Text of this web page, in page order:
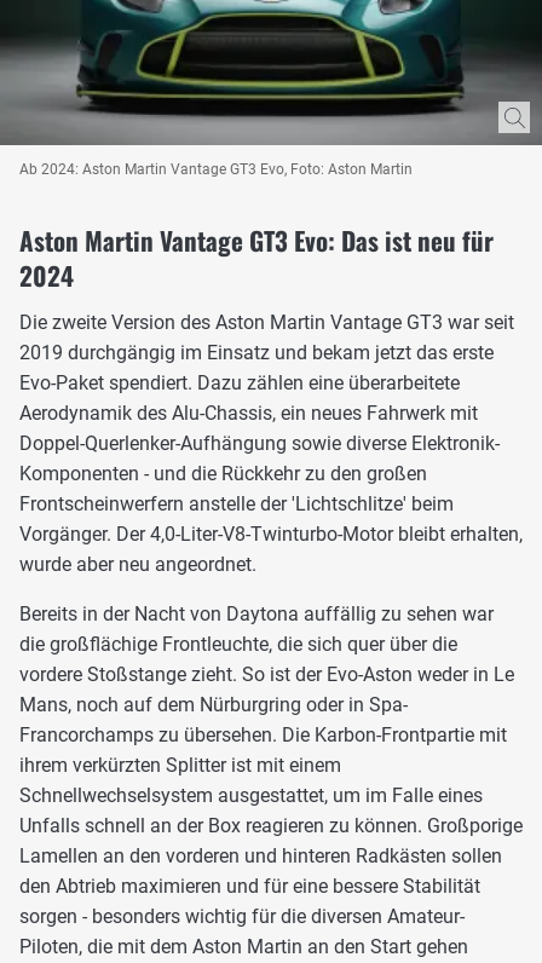
Ab 2024: Aston Martin Vantage GT3 Evo, Foto: Aston Martin
Aston Martin Vantage GT3 Evo: Das ist neu für
2024
Die zweite Version des Aston Martin Vantage GT3 war seit
2019 durchgängig im Einsatz und bekam jetzt das erste
Evo-Paket spendiert. Dazu zählen eine überarbeitete
Aerodynamik des Alu-Chassis, ein neues Fahrwerk mit
Doppel-Querlenker-Aufhängung sowie diverse Elektronik-
Komponenten - und die Rückkehr zu den großen
Frontscheinwerfern anstelle der 'Lichtschlitze' beim
Vorgänger. Der 4,0-Liter-V8-Twinturbo-Motor bleibt erhalten,
wurde aber neu angeordnet.
Bereits in der Nacht von Daytona auffällig zu sehen war
die großflächige Frontleuchte, die sich quer über die
vordere Stoßstange zieht. So ist der Evo-Aston weder in Le
Mans, noch auf dem Nürburgring oder in Spa-
Francorchamps zu übersehen. Die Karbon-Frontpartie mit
ihrem verkürzten Splitter ist mit einem
Schnellwechselsystem ausgestattet, um im Falle eines
Unfalls schnell an der Box reagieren zu können. Großporige
Lamellen an den vorderen und hinteren Radkästen sollen
den Abtrieb maximieren und für eine bessere Stabilität
sorgen - besonders wichtig für die diversen Amateur-
Piloten, die mit dem Aston Martin an den Start gehen